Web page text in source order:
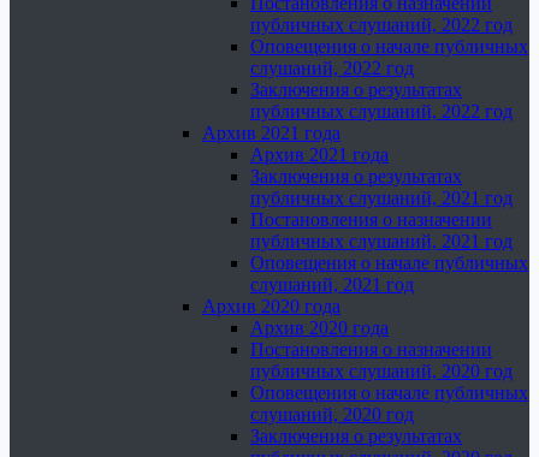
публичных слушаний, 2022 год
Оповещения о начале публичных
слушаний, 2022 год
Заключения о результатах
публичных слушаний, 2022 год
Архив 2021 года
Архив 2021 года
Заключения о результатах
публичных слушаний, 2021 год
Постановления о назначении
публичных слушаний, 2021 год
Оповещения о начале публичных
слушаний, 2021 год
Архив 2020 года
Архив 2020 года
Постановления о назначении
публичных слушаний, 2020 год
Оповещения о начале публичных
слушаний, 2020 год
Заключения о результатах